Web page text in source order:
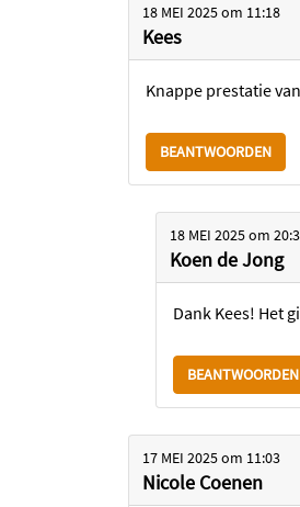
18 MEI 2025om 11:18
Kees
Knappe prestatie
BEANTWOORDEN
18 MEI 2025om
Koen de Jong
Dank Kees! Het
BEANTWOORDEN
17 MEI 2025om 11:03
Nicole Coenen